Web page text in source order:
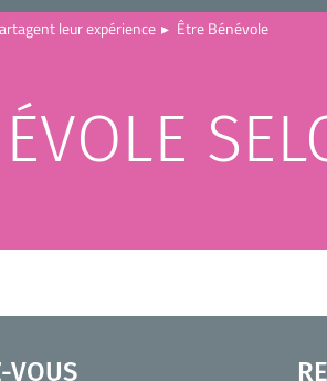
leur expérience ▸ Être Bénévole
VOUS